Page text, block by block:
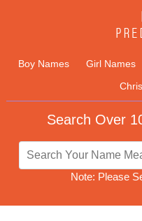
Boy Names Girl Names
Search Over
Note: Please